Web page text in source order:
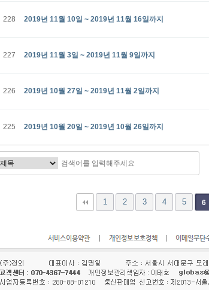
228 2019년 11월 10일 ~ 2019년 11월 16일까지
227 2019년 11월 3일 ~ 2019년 11월 9일까지
226 2019년 10월 27일 ~ 2019년 11월 2일까지
225 2019년 10월 20일 ~ 2019년 10월 26일까지
1 2 3 4 5 6